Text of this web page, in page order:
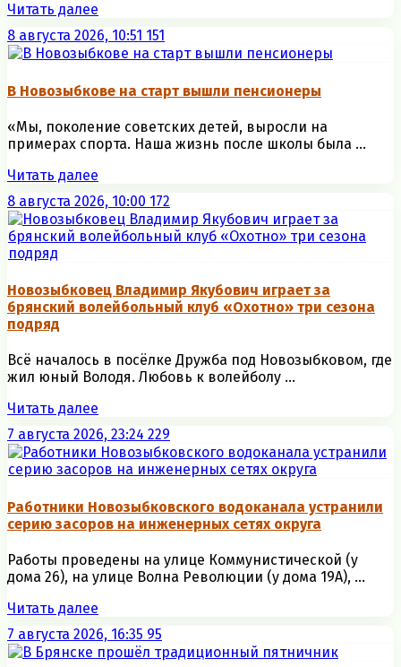
Читать далее
8 августа 2026, 10:51 151
В Новозыбкове на старт вышли пенсионеры
«Мы, поколение советских детей, выросли на
примерах спорта. Наша жизнь после школы была ...
Читать далее
8 августа 2026, 10:00 172
Новозыбковец Владимир Якубович играет за
брянский волейбольный клуб «Охотно» три сезона
подряд
Всё началось в посёлке Дружба под Новозыбковом, где
жил юный Володя. Любовь к волейболу ...
Читать далее
7 августа 2026, 23:24 229
Работники Новозыбковского водоканала устранили
серию засоров на инженерных сетях округа
Работы проведены на улице Коммунистической (у
дома 26), на улице Волна Революции (у дома 19А), ...
Читать далее
7 августа 2026, 16:35 95